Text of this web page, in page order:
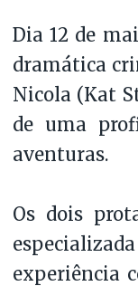
Dia 12 de
dramática
Nicola (Kat
de uma
aventuras.
Os dois
experiência